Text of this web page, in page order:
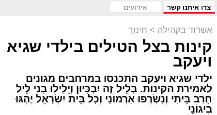
צרו איתנו קשר
אירועים
אשדוד בקהילה > חינוך
קינות בצל הטילים בילדי שגיא
ויעקב
ילדי שגיא ויעקב התכנסו במרחבים מגונים
לאמירת הקינות. בְּלֵיל זֶה יִבְכָּיוּן וְיֵלִילוּ בָנַי לֵיל
חָרַב בֵּיתִי וְנִשְׂרְפוּ אַרְמוֹנָי וְכָל בֵּית יִשְׂרָאֵל יֶהְגּוּ
בִיגוֹנַי